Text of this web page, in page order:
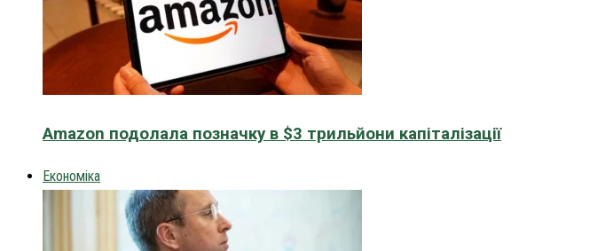
Amazon подолала позначку в $3 трильйони капіталізації
Економіка